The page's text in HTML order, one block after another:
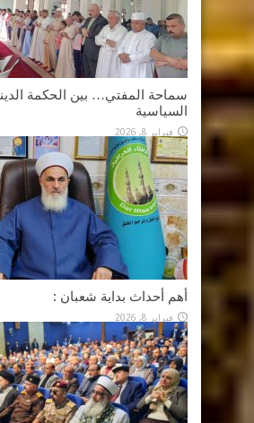
سماحة المفتي… بين الحكمة
السياسية
فبراير 8, 2026
أهم أحداث بداية شعبان :
فبراير 8, 2026